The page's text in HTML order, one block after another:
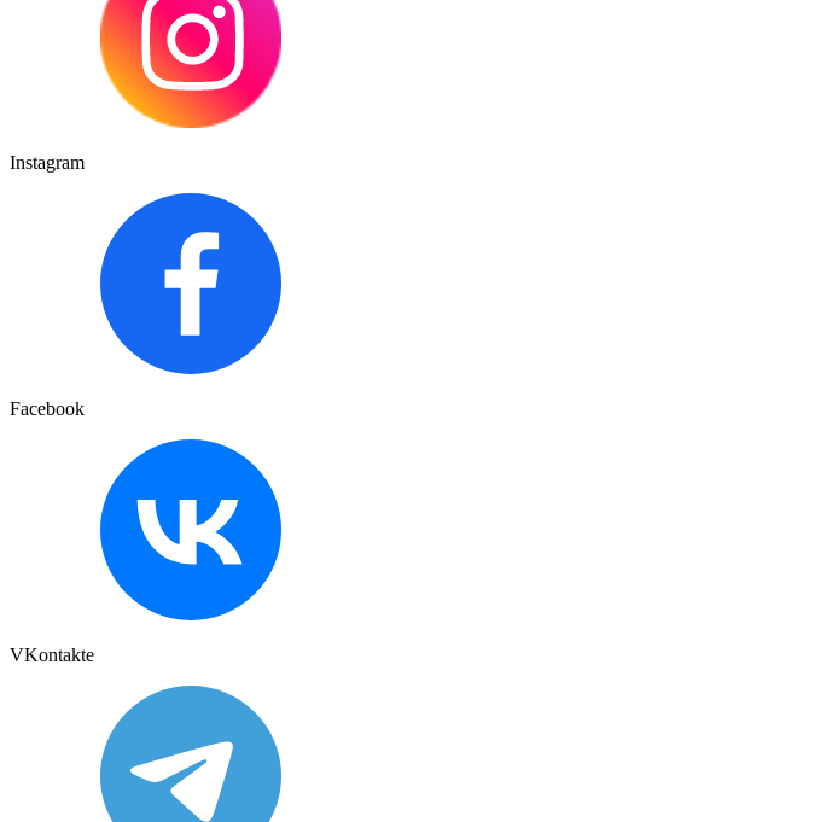
Instagram
Facebook
VKontakte